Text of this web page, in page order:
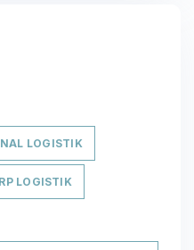
LOGISTIK
LOGISTIK